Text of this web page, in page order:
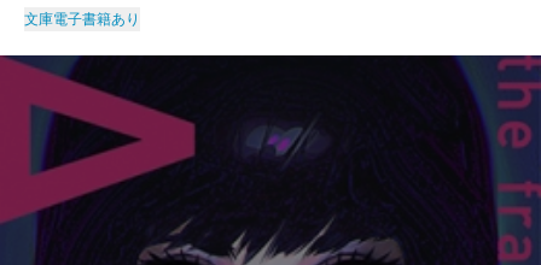
文庫電子書籍あり